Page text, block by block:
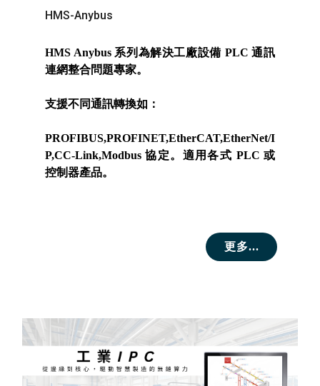
HMS-Anybus
HMS Anybus 系列為解決工廠設備 PLC 通訊
連網整合問題專家。
支援不同通訊轉換如：
PROFIBUS,PROFINET,EtherCAT,EtherNet/I
P,CC-Link,Modbus 協定。適用各式 PLC 或
控制器產品。
更多...